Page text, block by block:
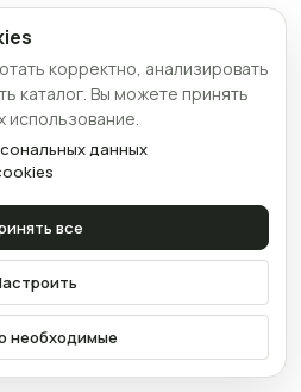
корректно, анализировать
каталог. Вы можете принять
использование.
данных
все
необходимые